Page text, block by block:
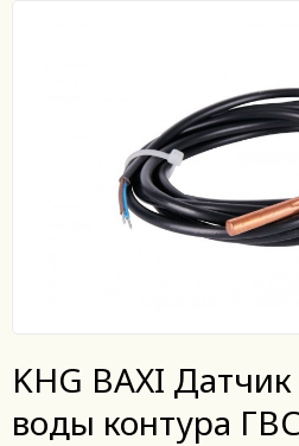
KHG BAXI
воды контура